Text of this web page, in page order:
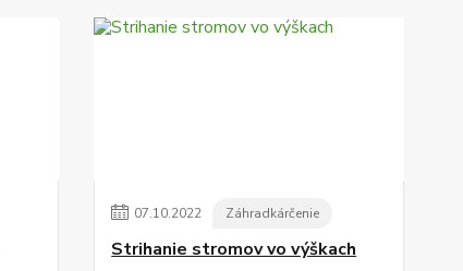
07.10.2022 Záhradkárčenie
Strihanie stromov vo výškach